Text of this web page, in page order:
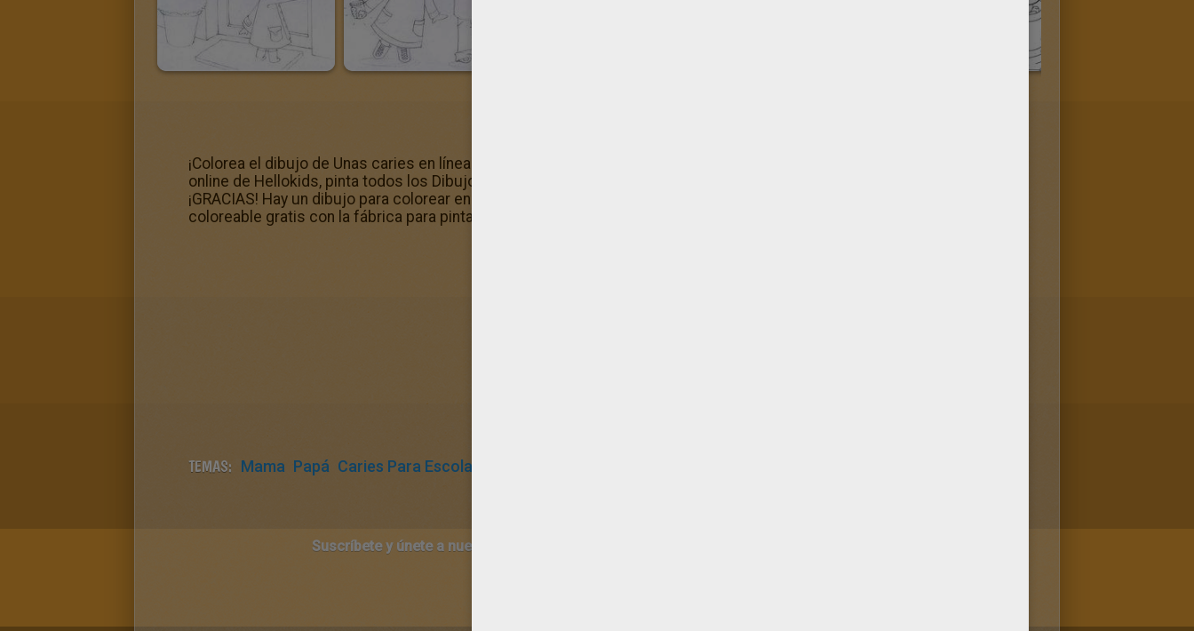
¡Colorea el dibujo de Unas caries en línea y diviértete protegiendo el medioambiente! Con la fábrica para colorear
online de Hellokids, pinta todos los Dibujos de DENTISTA para pintar sin utilizar hojas de papel. El planeta te dice
¡GRACIAS! Hay un dibujo para colorear en la categoría Dibujos de DENTISTA para pintar. Puedes colorear este
coloreable gratis con la fábrica para pintar. ¡Disfrútalo!
TEMAS: Mama Papá Caries Para Escolares
Suscríbete y únete a nuestro canal de vídeos para niños en Youtube: